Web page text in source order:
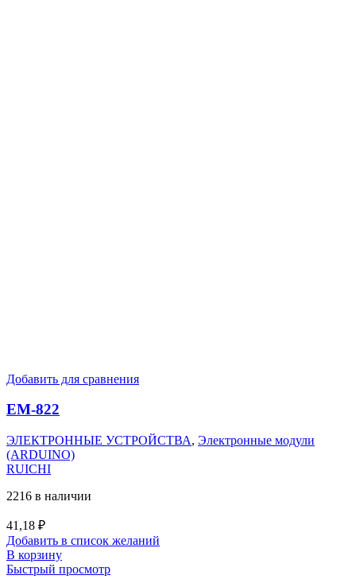
Добавить для сравнения
EM-822
ЭЛЕКТРОННЫЕ УСТРОЙСТВА, Электронные модули
(ARDUINO)
RUICHI
2216 в наличии
41,18 ₽
Добавить в список желаний
В корзину
Быстрый просмотр